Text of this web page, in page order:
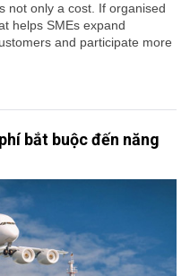
not only a cost. If organised
helps SMEs expand
and participate more
bắt buộc đến năng